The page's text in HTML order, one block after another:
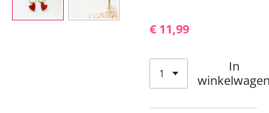
€ 11,99
In